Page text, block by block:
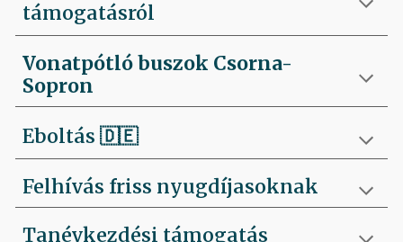
támogatásról
Vonatpótló buszok Csorna-
Sopron
Eboltás🇩🇪
Felhívás friss nyugdíjasoknak
Tanévkezdési támogatás